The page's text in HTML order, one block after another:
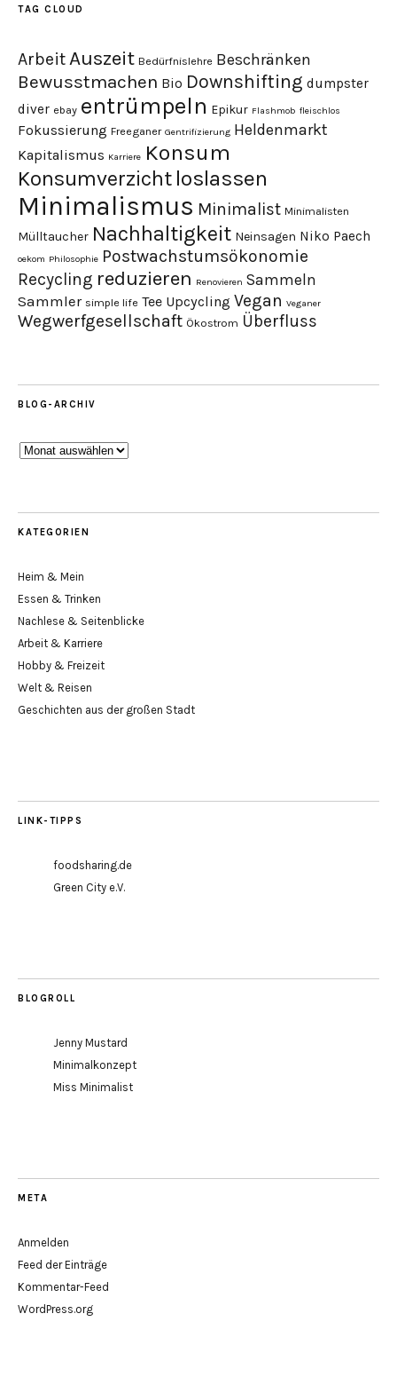
TAG CLOUD
ArbeitAuszeit Bedürfnislehre Beschränken
Bewusstmachen Bio Downshifting dumpster
diver ebay entrümpeln Epikur Flashmob fleischlos
Fokussierung Freeganer Gentrifizierung Heldenmarkt
Kapitalismus Karriere Konsum
Konsumverzicht loslassen
Minimalismus Minimalist Minimalisten
Mülltaucher Nachhaltigkeit Neinsagen Niko Paech
oekom Philosophie Postwachstumsökonomie
Recycling reduzieren Renovieren Sammeln
Sammler simple life Tee Upcycling Vegan Veganer
Wegwerfgesellschaft Ökostrom Überfluss
BLOG-ARCHIV
Blog-
KATEGORIEN
Heim & Mein
Essen & Trinken
Nachlese & Seitenblicke
Arbeit & Karriere
Hobby & Freizeit
Welt & Reisen
Geschichten aus der großen Stadt
LINK-TIPPS
foodsharing.de
Green City e.V.
BLOGROLL
Jenny Mustard
Minimalkonzept
Miss Minimalist
META
Anmelden
Feed der Einträge
Kommentar-Feed
WordPress.org